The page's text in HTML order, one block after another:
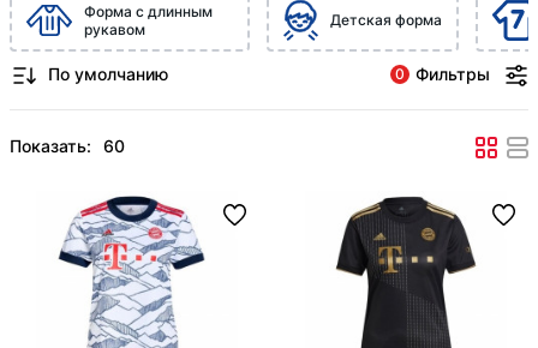
Форма с длинным
рукавом
Детская форма
0 Фильтры
Показать: